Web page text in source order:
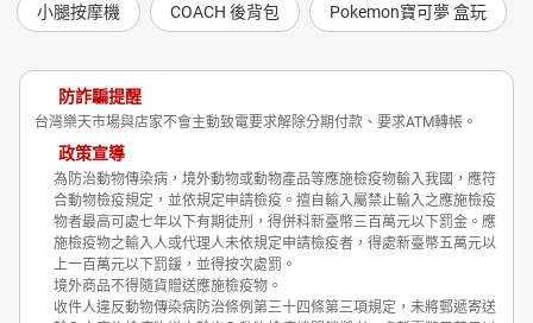
小腿按摩機 COACH 後背包 Pokemon寶可夢 盒玩
防詐騙提醒
台灣樂天市場與店家不會主動致電要求解除分期付款、要求ATM轉帳。
政策宣導
為防治動物傳染病，境外動物或動物產品等應施檢疫物輸入我國，應符
合動物檢疫規定，並依規定申請檢疫。擅自輸入屬禁止輸入之應施檢疫
物者最高可處七年以下有期徒刑，得併科新臺幣三百萬元以下罰金。應
施檢疫物之輸入人或代理人未依規定申請檢疫者，得處新臺幣五萬元以
上一百萬元以下罰鍰，並得按次處罰。
境外商品不得隨貨贈送應施檢疫物。
收件人違反動物傳染病防治條例第三十四條第三項規定，未將郵遞寄送